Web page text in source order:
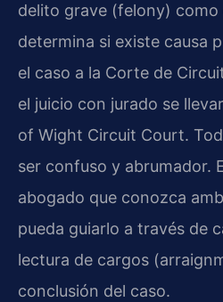
delito grave (felony)
determina si existe causa
el caso a la Corte de
el juicio con jurado se
of Wight Circuit Court.
ser confuso y abrumador.
abogado que conozca
pueda guiarlo a través de
lectura de cargos
conclusión del caso.